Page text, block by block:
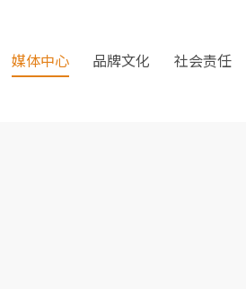
媒体中心 品牌文化 社会责任